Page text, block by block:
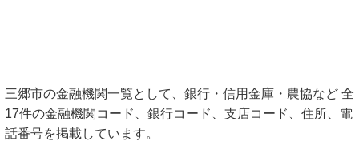
三郷市の金融機関一覧として、銀行・信用金庫・農協など 全
17件の金融機関コード、銀行コード、支店コード、住所、電
話番号を掲載しています。